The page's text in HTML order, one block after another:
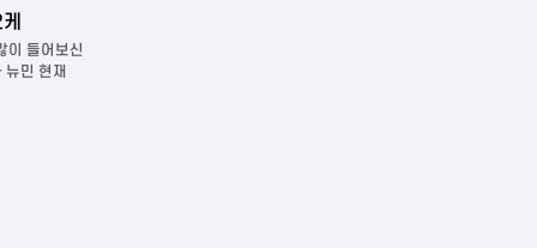
어보신
현재